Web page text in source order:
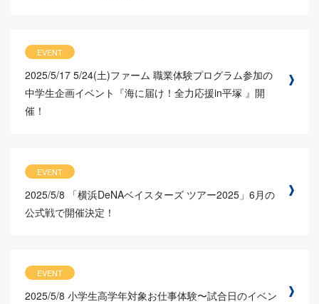
EVENT
2025/5/17 5/24(土)ファーム 職業体験プログラム参加の
中学生企画イベント『海に届け！全力応援in平塚 』開
催！
EVENT
2025/5/8
「横浜DeNAベイスターズ ツアー2025」6月の
公式戦で開催決定！
EVENT
2025/5/8 小学生高学年対象お仕事体験〜試合日のイベン